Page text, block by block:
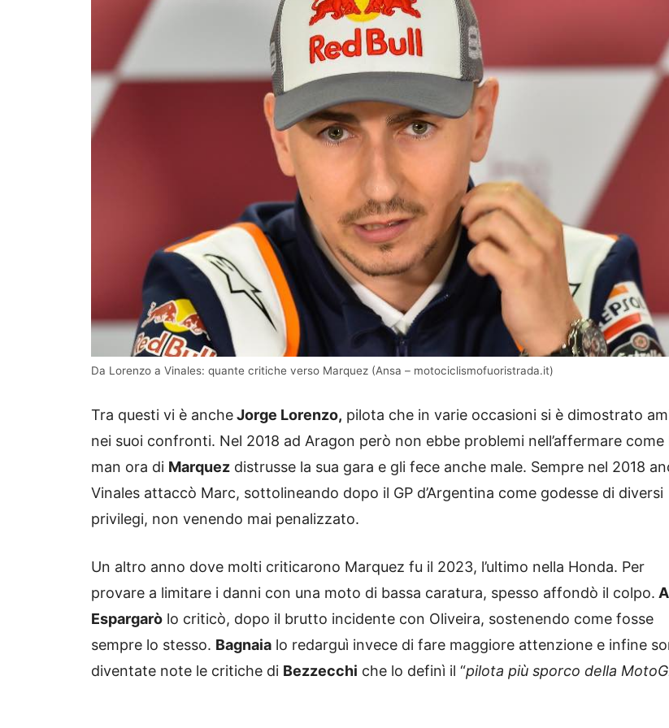
Da Lorenzo a Vinales: quante critiche verso Marquez (Ansa – motociclismofuoristrada.it)
Tra questi vi è ancheJorge Lorenzo, pilota che in varie occasioni si è dimostrato
nei suoi confronti. Nel 2018 ad Aragon però non ebbe problemi nell’affermare come
man ora di Marquez distrusse la sua gara e gli fece anche male. Sempre nel 2018
Vinales attaccò Marc, sottolineando dopo il GP d’Argentina come godesse di diversi
privilegi, non venendo mai penalizzato.
Un altro anno dove molti criticarono Marquez fu il 2023, l’ultimo nella Honda. Per
provare a limitare i danni con una moto di bassa caratura, spesso affondò il colpo.
Espargarò lo criticò, dopo il brutto incidente con Oliveira, sostenendo come fosse
sempre lo stesso. Bagnaia lo redarguì invece di fare maggiore attenzione e infine
diventate note le critiche di Bezzecchi che lo definì il “pilota più sporco della